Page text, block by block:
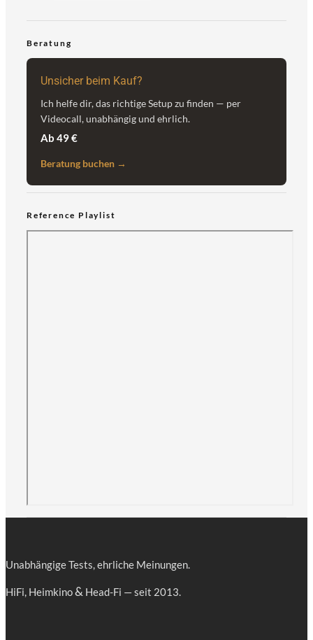
Beratung
Unsicher beim Kauf?
Ich helfe dir, das richtige Setup zu finden — per
Videocall, unabhängig und ehrlich.
Ab 49 €
Beratung buchen →
Reference Playlist
Unab­hän­gi­ge Tests, ehr­li­che Meinungen.
HiFi, Heim­ki­no& Head-Fi — seit 2013.